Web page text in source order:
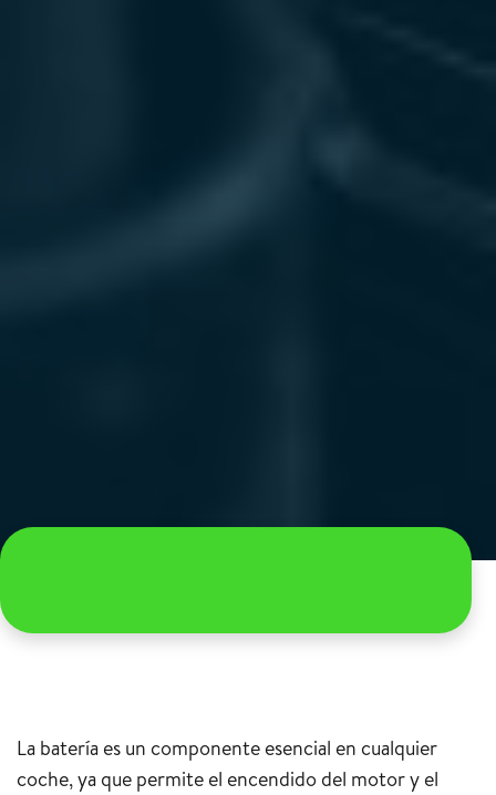
La batería es un componente esencial en cualquier
coche, ya que permite el encendido del motor y el